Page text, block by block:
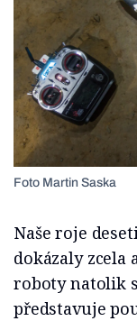
Foto Martin Saska
Naše roje
dokázaly
roboty natolik
představuje